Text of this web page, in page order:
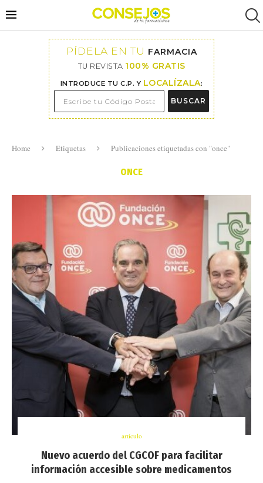
PÍDELA EN TU FARMACIA
TU REVISTA 100% GRATIS
INTRODUCE TU C.P. Y LOCALÍZALA:
BUSCAR
Home Etiquetas Publicaciones etiquetadas con "once"
ONCE
artículo
Nuevo acuerdo del CGCOF para facilitar
información accesible sobre medicamentos